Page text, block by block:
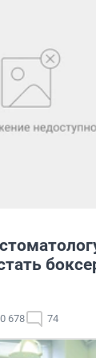
678 74